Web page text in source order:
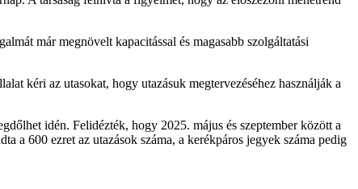
már megnövelt kapacitással és magasabb szolgáltatási
kéri az utasokat, hogy utazásuk megtervezéséhez használják a
idén. Felidézték, hogy 2025. május és szeptember között a
a 600 ezret az utazások száma, a kerékpáros jegyek száma pedig